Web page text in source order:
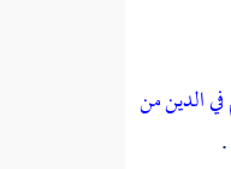
الدين من